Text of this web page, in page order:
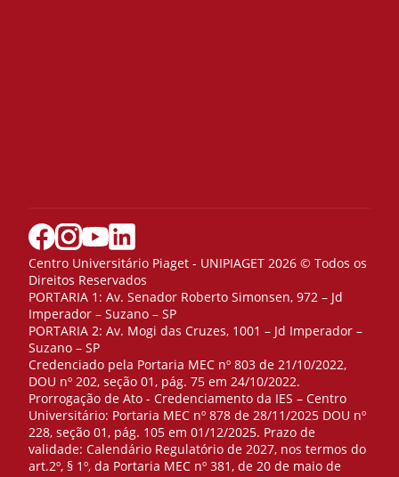
Centro Universitário Piaget - UNIPIAGET 2026 © Todos os
Direitos Reservados
PORTARIA 1: Av. Senador Roberto Simonsen, 972 – Jd
Imperador – Suzano – SP
PORTARIA 2: Av. Mogi das Cruzes, 1001 – Jd Imperador –
Suzano – SP
Credenciado pela Portaria MEC nº 803 de 21/10/2022,
DOU nº 202, seção 01, pág. 75 em 24/10/2022.
Prorrogação de Ato - Credenciamento da IES – Centro
Universitário: Portaria MEC nº 878 de 28/11/2025 DOU nº
228, seção 01, pág. 105 em 01/12/2025. Prazo de
validade: Calendário Regulatório de 2027, nos termos do
art.2º, § 1º, da Portaria MEC nº 381, de 20 de maio de